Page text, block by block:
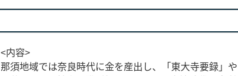
<内容>
那須地域では奈良時代に金を産出し、「東大寺要録」